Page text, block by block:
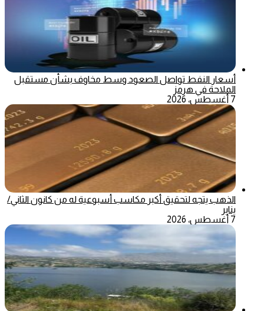
أسعار النفط تواصل الصعود وسط مخاوف بشأن مستقبل
الملاحة في هرمز
7 أغسطس، 2026
الذهب يتجه لتحقيق أكبر مكاسب أسبوعية له من كانون الثاني/
يناير
7 أغسطس، 2026